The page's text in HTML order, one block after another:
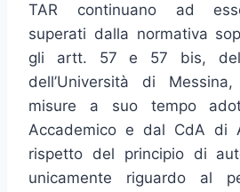
TAR continuano ad
superati dalla normativa
gli artt. 57 e 57 bis, del
dell’Università di
misure a suo tempo
Accademico e dal CdA di
rispetto del principio di
unicamente riguardo al